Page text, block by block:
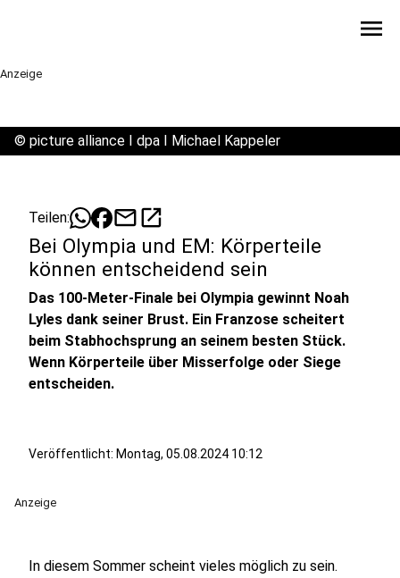
menu
Anzeige
© picture alliance I dpa I Michael Kappeler
Teilen: mailopen_in_new
Bei Olympia und EM: Körperteile
können entscheidend sein
Das 100-Meter-Finale bei Olympia gewinnt Noah
Lyles dank seiner Brust. Ein Franzose scheitert
beim Stabhochsprung an seinem besten Stück.
Wenn Körperteile über Misserfolge oder Siege
entscheiden.
Veröffentlicht: Montag, 05.08.2024 10:12
Anzeige
In diesem Sommer scheint vieles möglich zu sein.